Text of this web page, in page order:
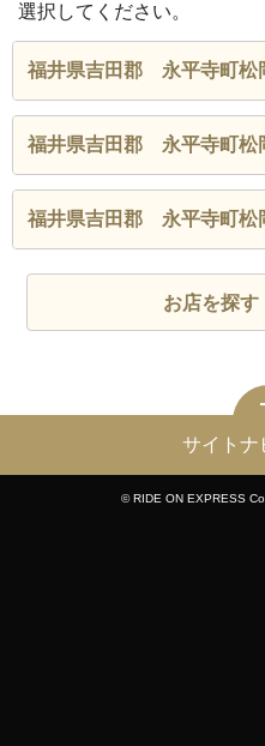
選択してください。
福井県吉田郡 永平寺町松
福井県吉田郡 永平寺町松
福井県吉田郡 永平寺町松
お店を探す
サイトナ
© RIDE ON EXPRESS